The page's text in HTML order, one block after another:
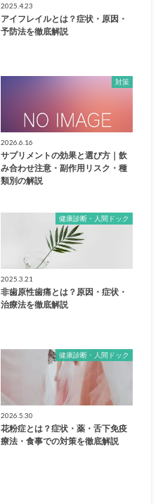
2025.4.23
アイフレイルとは？症状・原因・
予防法を徹底解説
対策
2026.6.16
サプリメントの効果と選び方｜飲
み合わせ注意・副作用リスク・種
類別の解説
健康診断・人間ドック
2025.3.21
非歯原性歯痛とは？原因・症状・
治療法を徹底解説
健康診断・人間ドック
2026.5.30
花粉症とは？症状・薬・舌下免疫
療法・食事での対策を徹底解説